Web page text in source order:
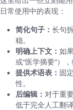
日常使用中的表现：
简化句子： 长句
稳。
明确上下文： 如
或“医学摘要”）
提供术语表： 固
性。
后编辑： 对于重
低于完全人工翻